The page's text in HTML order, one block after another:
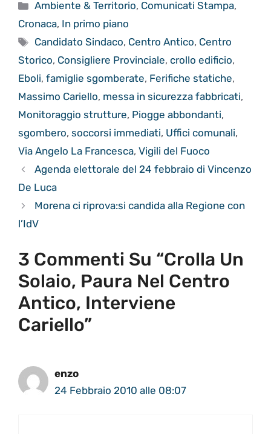
Categorie
Ambiente & Territorio, Comunicati Stampa,
Cronaca, In primo piano
Tag
Candidato Sindaco, Centro Antico, Centro
Storico, Consigliere Provinciale, crollo edificio,
Eboli, famiglie sgomberate, Ferifiche statiche,
Massimo Cariello, messa in sicurezza fabbricati,
Monitoraggio strutture, Piogge abbondanti,
sgombero, soccorsi immediati, Uffici comunali,
Via Angelo La Francesca, Vigili del Fuoco
Agenda elettorale del 24 febbraio di Vincenzo
De Luca
Morena ci riprova:si candida alla Regione con
l’IdV
3 Commenti Su “Crolla Un
Solaio, Paura Nel Centro
Antico, Interviene
Cariello”
enzo
24 Febbraio 2010 alle 08:07